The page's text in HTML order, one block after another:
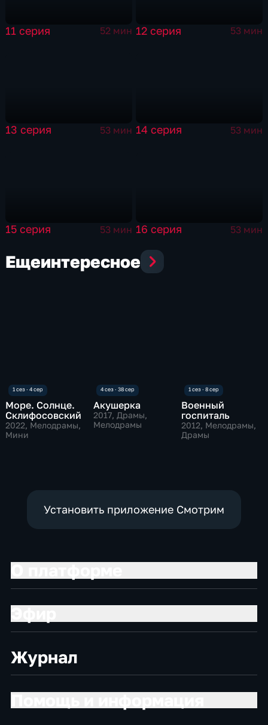
11 серия 52 мин 12 серия 53 мин
13 серия 53 мин 14 серия 53 мин
15 серия 53 мин 16 серия 53 мин
Ещеинтересное
Море. Солнце.
Склифосовский
2022, Мелодрамы,
Мини
Акушерка
2017, Драмы,
Мелодрамы
Военный
госпиталь
2012, Мелодрамы,
Драмы
Установить приложение Смотрим
Журнал